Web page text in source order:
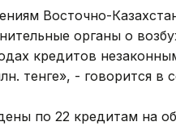
Восточно-
органы о
кредитов
тенге», - говорится в
по 22 кредитам на